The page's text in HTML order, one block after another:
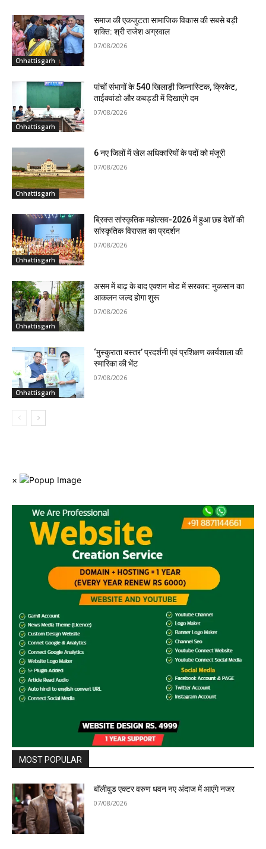
Chhattisgarh
समाज की एकजुटता सामाजिक विकास की सबसे बड़ी
शक्ति: श्री राजेश अग्रवाल
07/08/2026
Chhattisgarh
पांचों संभागों के 540 खिलाड़ी जिम्नास्टिक, क्रिकेट,
ताईक्वांडो और कबड्डी में दिखाएंगे दम
07/08/2026
Chhattisgarh
6 नए जिलों में खेल अधिकारियों के पदों को मंजूरी
07/08/2026
Chhattisgarh
ब्रिक्स सांस्कृतिक महोत्सव-2026 में हुआ छह देशों की
सांस्कृतिक विरासत का प्रदर्शन
07/08/2026
Chhattisgarh
असम में बाढ़ के बाद एक्शन मोड में सरकार: नुकसान का
आकलन जल्द होगा शुरू
07/08/2026
Chhattisgarh
‘मुस्कुराता बस्तर’ प्रदर्शनी एवं प्रशिक्षण कार्यशाला की
स्मारिका की भेंट
07/08/2026
×
MOST POPULAR
बॉलीवुड एक्टर वरुण धवन नए अंदाज में आएंगे नजर
07/08/2026